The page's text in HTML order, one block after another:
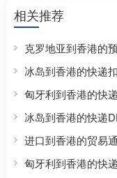
相关推荐
克罗地亚到香港的
冰岛到香港的快递
匈牙利到香港的快
冰岛到香港的快递
进口到香港的贸易
匈牙利到香港的快